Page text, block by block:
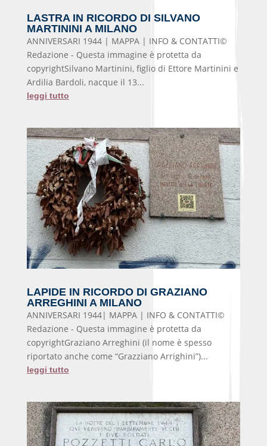
LASTRA IN RICORDO DI SILVANO
MARTININI A MILANO
ANNIVERSARI 1944 | MAPPA | INFO & CONTATTI©
Redazione - Questa immagine è protetta da
copyrightSilvano Martinini, figlio di Ettore Martinini e
Ardilia Bardoli, nacque il 13...
leggi tutto
LAPIDE IN RICORDO DI GRAZIANO
ARREGHINI A MILANO
ANNIVERSARI 1944| MAPPA | INFO & CONTATTI©
Redazione - Questa immagine è protetta da
copyrightGraziano Arreghini (il nome è spesso
riportato anche come “Grazziano Arrighini”)...
leggi tutto